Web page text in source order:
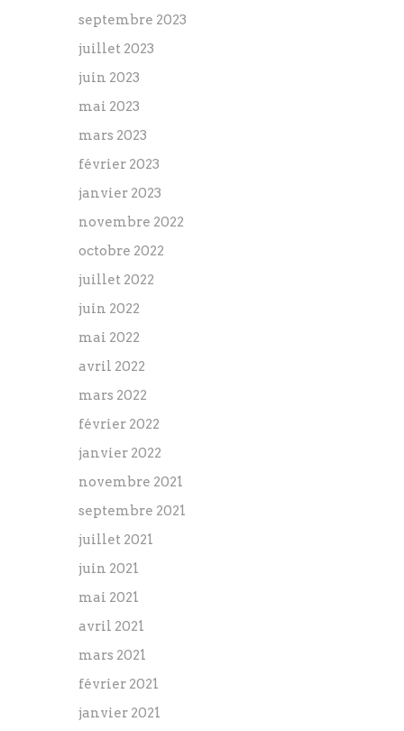
septembre 2023
juillet 2023
juin 2023
mai 2023
mars 2023
février 2023
janvier 2023
novembre 2022
octobre 2022
juillet 2022
juin 2022
mai 2022
avril 2022
mars 2022
février 2022
janvier 2022
novembre 2021
septembre 2021
juillet 2021
juin 2021
mai 2021
avril 2021
mars 2021
février 2021
janvier 2021